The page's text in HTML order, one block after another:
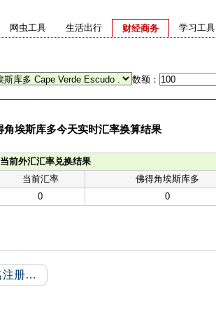
网虫工具 生活出行
财经商务
学习工具
数额：
角埃斯库多今天实时汇率换算结果
前外汇汇率兑换结果
当前汇率
佛得角埃斯库多
0 0
域名注册信息